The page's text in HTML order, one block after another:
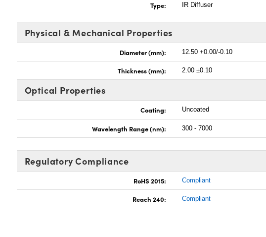
Type: IR Diffuser
Physical & Mechanical Properties
Diameter (mm): 12.50 +0.00/-0.10
Thickness (mm): 2.00 ±0.10
Optical Properties
Coating: Uncoated
Wavelength Range (nm): 300 - 7000
Regulatory Compliance
RoHS 2015: Compliant
Reach 240: Compliant